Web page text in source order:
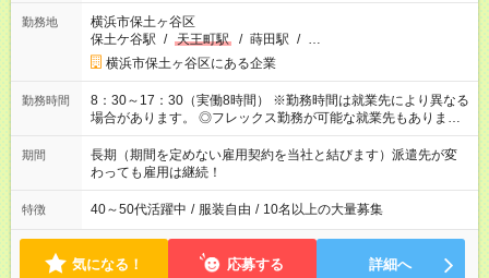
勤務地
横浜市保土ヶ谷区
保土ケ谷駅 / 天王町駅 / 蒔田駅 / …
横浜市保土ヶ谷区にある企業
勤務時間
8：30～17：30（実働8時間） ※勤務時間は就業先により異なる
場合があります。 ◎フレックス勤務が可能な就業先もありま
す。 ◎今よりもさらに働きやすい環境をつくるべく、 働き方
改革に全社をあげて取り組んでいます。
期間
長期（期間を定めない雇用契約を当社と結びます）派遣先が変
わっても雇用は継続！
特徴 40～50代活躍中 / 服装自由 / 10名以上の大量募集
気になる！ 応募する 詳細へ